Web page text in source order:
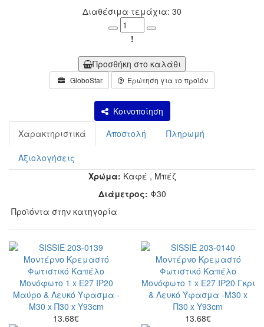
Διαθέσιμα τεμάχια: 30
Minus
Plus
!
Προσθήκη στο καλάθι
GloboStar Ερώτηση για το προϊόν
Κοινοποίηση
Χαρακτηριστικά
Αποστολή Πληρωμή
Αξιολογήσεις
Χρώμα: Καφέ , Μπέζ
Διάμετρος: Φ30
Προϊόντα στην κατηγορία
13.68€ 13.68€